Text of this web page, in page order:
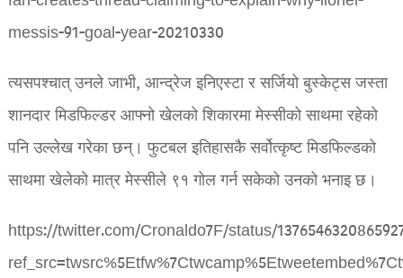
messis-91-goal-year-20210330
त्यसपश्चात् उनले जाभी, आन्द्रेज इनिएस्टा र सर्जियो बुस्केट्स जस्ता
शानदार मिडफिल्डर आफ्नो खेलको शिकारमा मेस्सीको साथमा रहेको
पनि उल्लेख गरेका छन्। फुटबल इतिहासकै सर्वोत्कृष्ट मिडफिल्डको
साथमा खेलेको मात्र मेस्सीले ९१ गोल गर्न सकेको उनको भनाइ छ।
https://twitter.com/Cronaldo7F/status/